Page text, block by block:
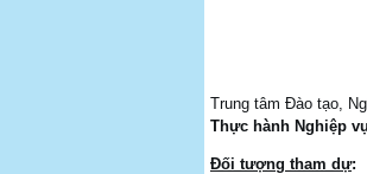
Trung tâm Đào tạo,
Thực hành Nghiệp
Đối tượng tham dự